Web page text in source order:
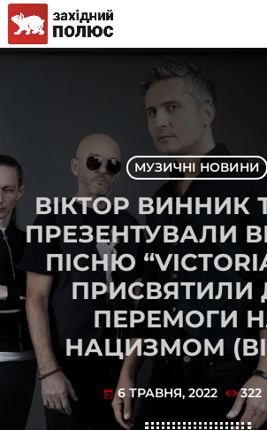
МУЗИЧНІ НОВИНИ
ВІКТОР ВИННИК
ПРЕЗЕНТУВАЛИ
ПІСНЮ
ПРИСВЯТИЛИ
ПЕРЕМОГИ
НАЦИЗМОМ
today 6 ТРАВНЯ, 2022 322